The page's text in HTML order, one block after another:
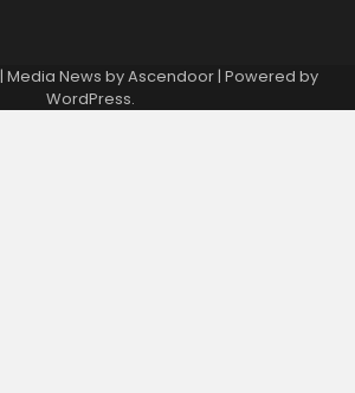
| Media News byAscendoor| Powered by
WordPress.